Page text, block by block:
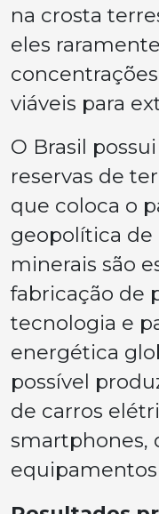
na crosta
eles
viáveis para
O Brasil
reservas de
que coloca o
geopolítica de
minerais são
fabricação de
tecnologia e
energética
possível
de carros
smartphones,